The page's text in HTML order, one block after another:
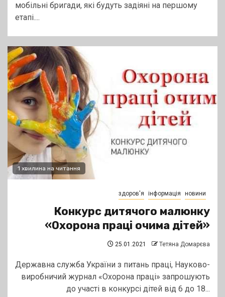
мобільні бригади, які будуть задіяні на першому
етапі....
1 хвилина на читання
здоров'я інформація новини
Конкурс дитячого малюнку
«Охорона праці очима дітей»
25.01.2021 Тетяна Домарєва
Державна служба України з питань праці, Науково-
виробничий журнал «Охорона праці» запрошують
до участі в конкурсі дітей від 6 до 18...